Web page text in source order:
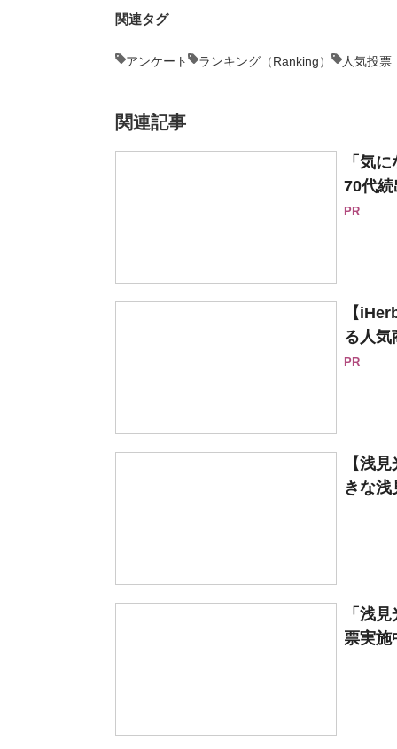
関連タグ
アンケート ランキング（Ranking） 人気投票
関連記事
「気
70代続
PR
【
る人気
PR
【浅
きな浅
「浅
票実施